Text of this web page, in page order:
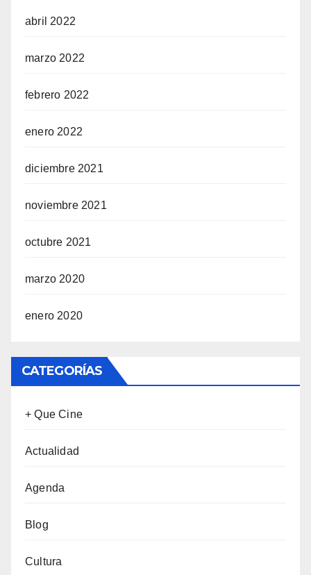
abril 2022
marzo 2022
febrero 2022
enero 2022
diciembre 2021
noviembre 2021
octubre 2021
marzo 2020
enero 2020
CATEGORÍAS
+ Que Cine
Actualidad
Agenda
Blog
Cultura